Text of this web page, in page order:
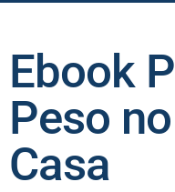
Ebook
Peso
Casa